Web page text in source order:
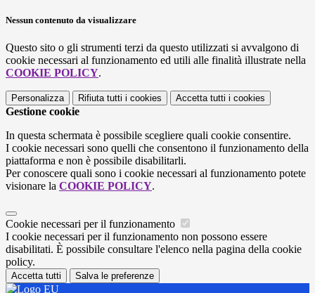
Nessun contenuto da visualizzare
Questo sito o gli strumenti terzi da questo utilizzati si avvalgono di
cookie necessari al funzionamento ed utili alle finalità illustrate nella
COOKIE POLICY.
Personalizza Rifiuta tutti i cookies Accetta tutti i cookies
Gestione cookie
In questa schermata è possibile scegliere quali cookie consentire.
I cookie necessari sono quelli che consentono il funzionamento della
piattaforma e non è possibile disabilitarli.
Per conoscere quali sono i cookie necessari al funzionamento potete
visionare la COOKIE POLICY.
Cookie necessari per il funzionamento
I cookie necessari per il funzionamento non possono essere
disabilitati. È possibile consultare l'elenco nella pagina della cookie
policy.
Accetta tutti Salva le preferenze